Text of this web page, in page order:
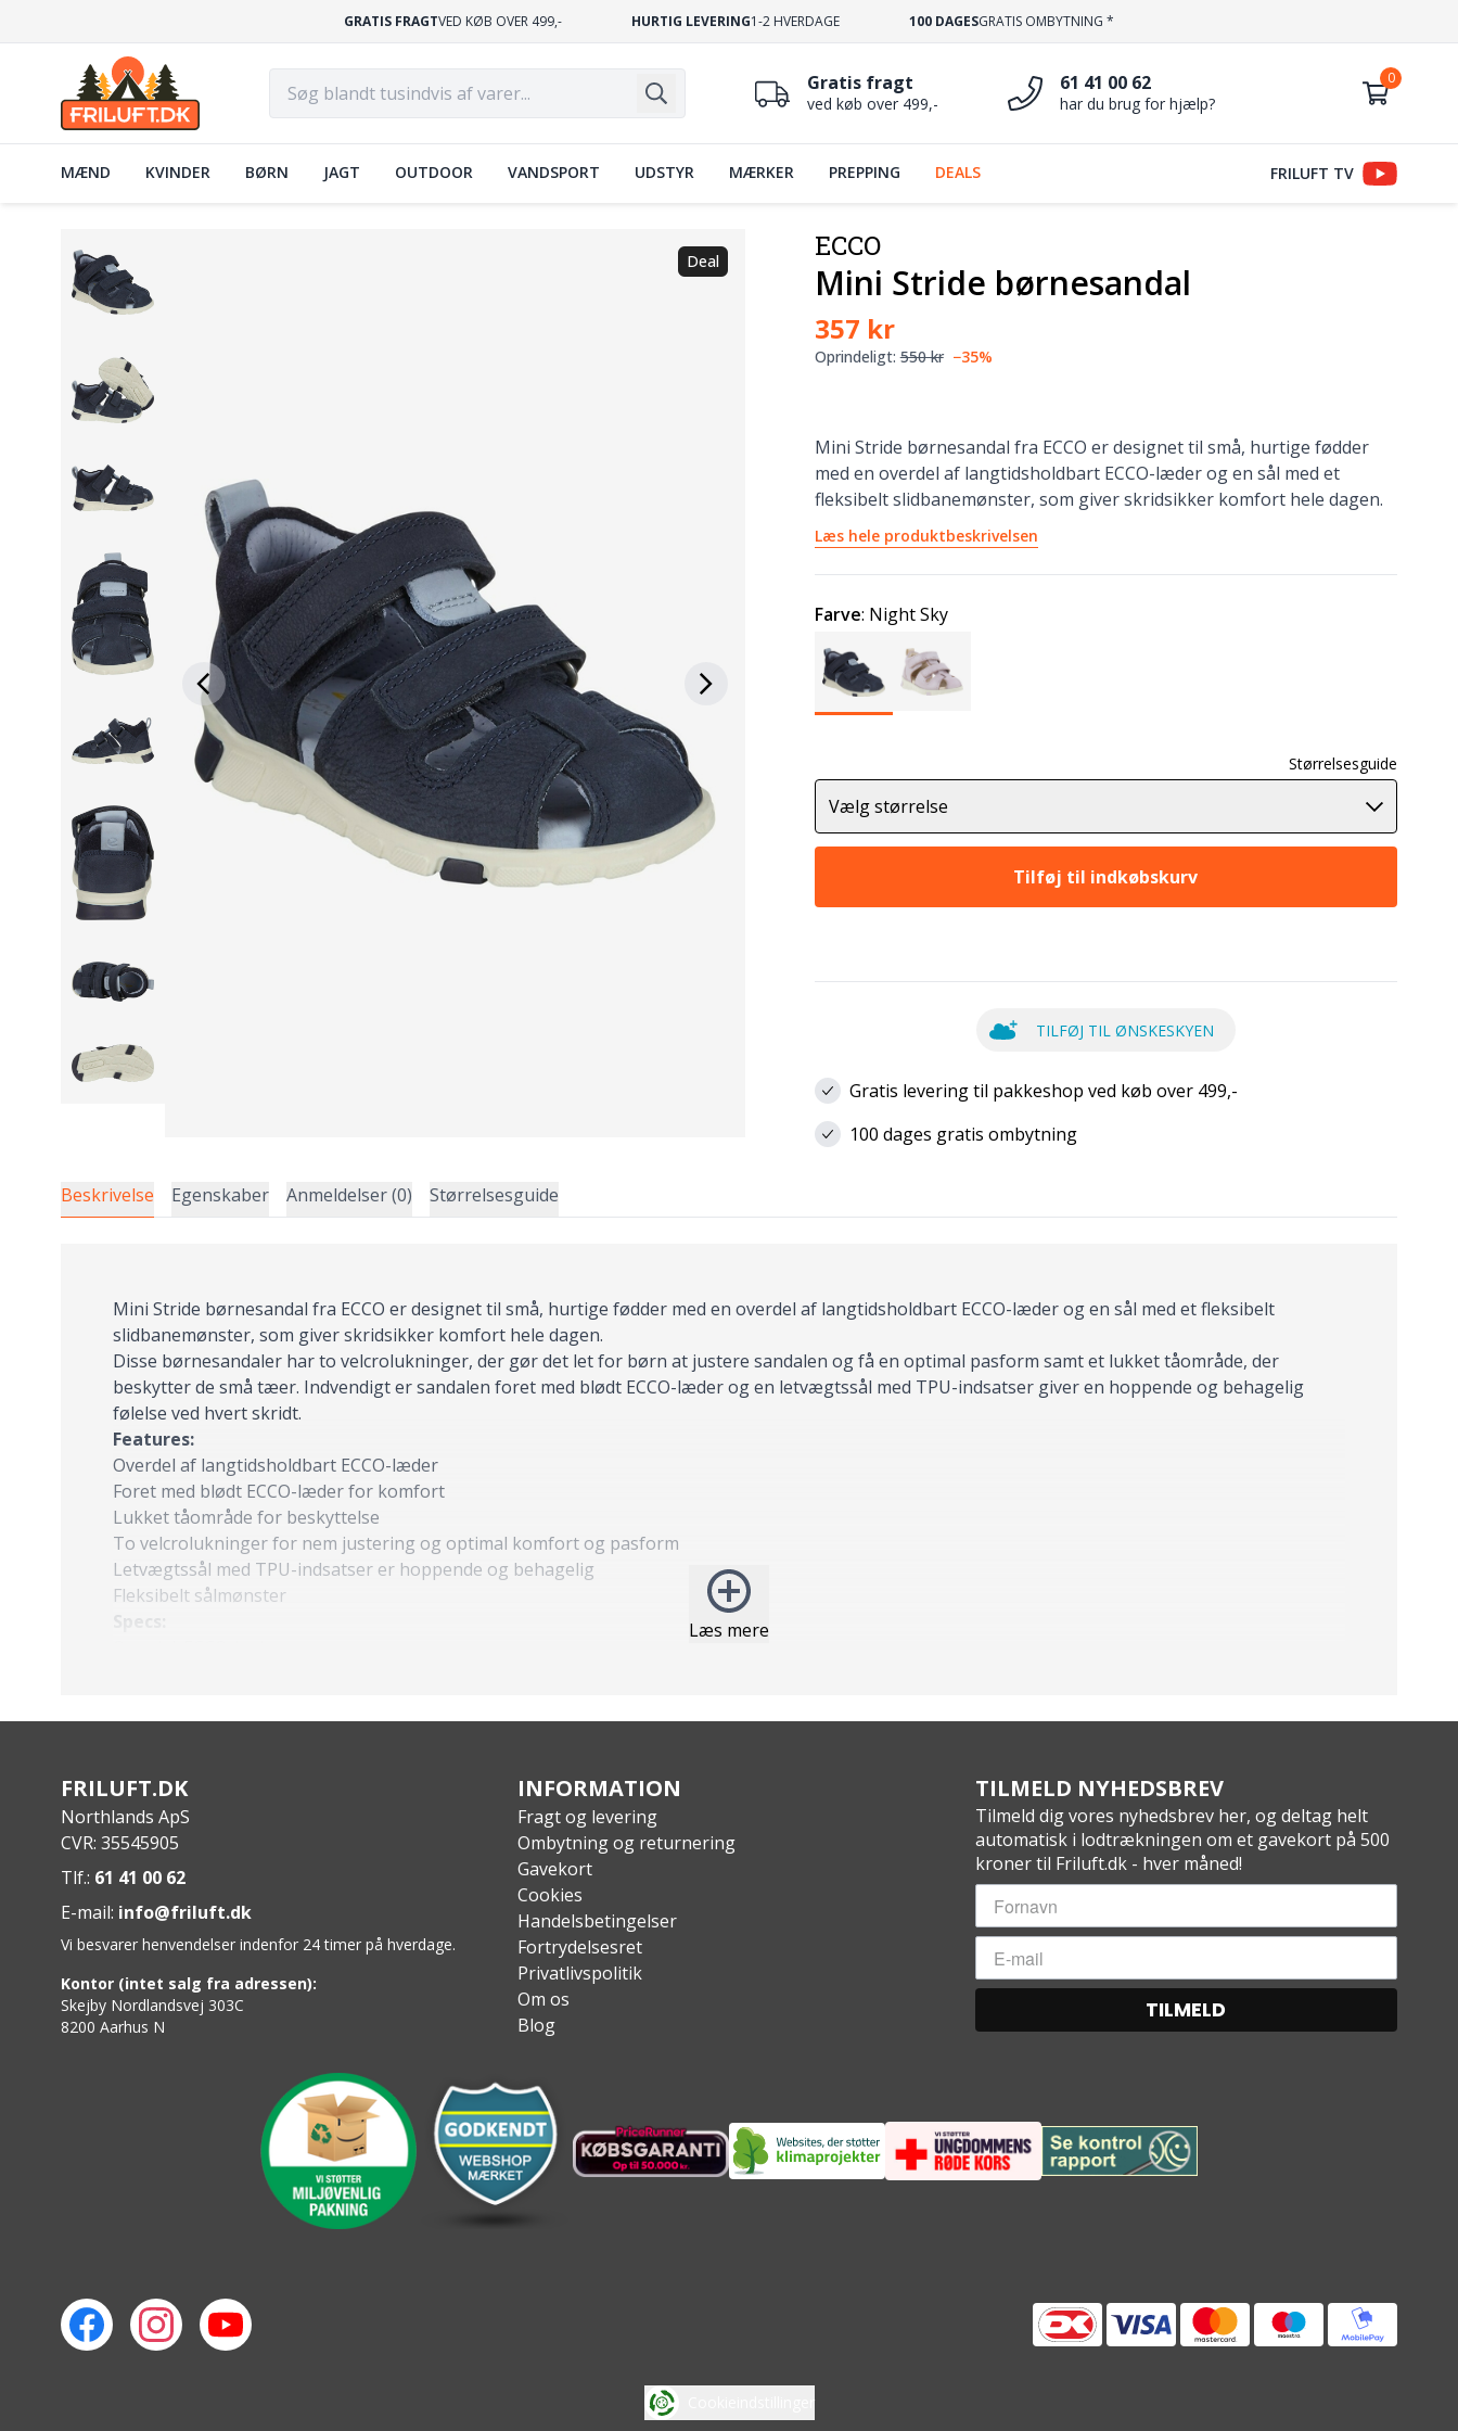
GRATIS FRAGTVED KØB OVER 499,- HURTIG LEVERING1-2 HVERDAGE 100 DAGESGRATIS OMBYTNING *
Gratis fragt
ved køb over 499,-
61 41 00 62
har du brug for hjælp?
MÆND KVINDER BØRN JAGT OUTDOOR VANDSPORT UDSTYR MÆRKER PREPPING DEALS FRILUFT TV
Deal ECCO
Mini Stride børnesandal
357 kr
Oprindeligt: 550 kr −35%
Mini Stride børnesandal fra ECCO er designet til små, hurtige fødder
med en overdel af langtidsholdbart ECCO-læder og en sål med et
fleksibelt slidbanemønster, som giver skridsikker komfort hele dagen.
Læs hele produktbeskrivelsen
Farve: Night Sky
Størrelsesguide
Vælg størrelse
Tilføj til indkøbskurv
TILFØJ TIL ØNSKESKYEN
Gratis levering til pakkeshop ved køb over 499,-
100 dages gratis ombytning
Beskrivelse Egenskaber Anmeldelser (0) Størrelsesguide
Læs mere
Mini Stride børnesandal fra ECCO er designet til små, hurtige fødder med en overdel af langtidsholdbart ECCO-læder og en sål med et fleksibelt
slidbanemønster, som giver skridsikker komfort hele dagen.
Disse børnesandaler har to velcrolukninger, der gør det let for børn at justere sandalen og få en optimal pasform samt et lukket tåområde, der
beskytter de små tæer. Indvendigt er sandalen foret med blødt ECCO-læder og en letvægtssål med TPU-indsatser giver en hoppende og behagelig
følelse ved hvert skridt.
Features:
Overdel af langtidsholdbart ECCO-læder
Foret med blødt ECCO-læder for komfort
Lukket tåområde for beskyttelse
To velcrolukninger for nem justering og optimal komfort og pasform
Letvægtssål med TPU-indsatser er hoppende og behagelig
Fleksibelt sålmønster
Specs:
FRILUFT.DK
Northlands ApS
CVR: 35545905
Tlf.: 61 41 00 62
E-mail: info@friluft.dk
Vi besvarer henvendelser indenfor 24 timer på hverdage.
Kontor (intet salg fra adressen):
Skejby Nordlandsvej 303C
8200 Aarhus N
INFORMATION
Fragt og levering
Ombytning og returnering
Gavekort
Cookies
Handelsbetingelser
Fortrydelsesret
Privatlivspolitik
Om os
Blog
TILMELD NYHEDSBREV
Tilmeld dig vores nyhedsbrev her, og deltag helt
automatisk i lodtrækningen om et gavekort på 500
kroner til Friluft.dk - hver måned!
TILMELD